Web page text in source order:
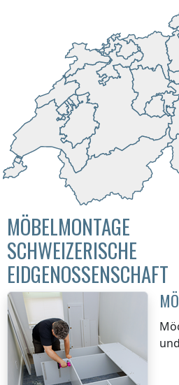
MÖBELMONTAGE
SCHWEIZERISCHE
EIDGENOSSENSCHAFT